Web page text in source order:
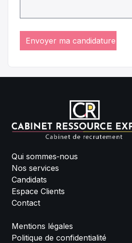
Qui sommes‑nous
Nos services
Candidats
Espace Clients
Contact
Mentions légales
Politique de confidentialité